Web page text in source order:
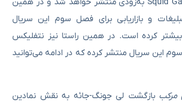
و بازاریابی برای فصل سوم این سریال
بیشتر کرده است. در همین راستا نیز نتفلیکس
این سریال منتشر کرده که در ادامه می‌توانید
مرکب بازگشت لی جونگ-جائه به نقش نمادین